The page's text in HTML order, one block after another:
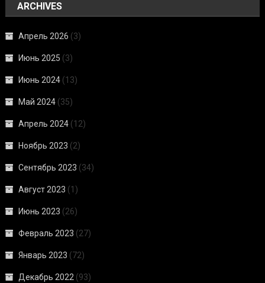
ARCHIVES
Апрель 2026 (3)
Июнь 2025 (3)
Июнь 2024 (13)
Май 2024 (35)
Апрель 2024 (12)
Ноябрь 2023 (2)
Сентябрь 2023 (34)
Август 2023 (1)
Июнь 2023 (26)
Февраль 2023 (27)
Январь 2023 (72)
Декабрь 2022 (93)